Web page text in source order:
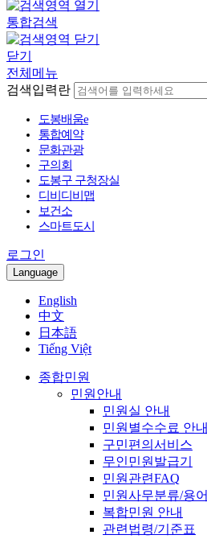
통합검색
닫기
전체메뉴
검색입력란
도봉배움e
통합예약
문화관광
구의회
도봉구 구청장실
디비디비맵
보건소
스마트도시
로그인
Language
English
中文
日本語
Tiếng Việt
종합민원
민원안내
민원실 안내
민원별수수료 안내
구민편의서비스
무인민원발급기
민원관련FAQ
민원사무분류/용어
복합민원 안내
관련법령/기준표